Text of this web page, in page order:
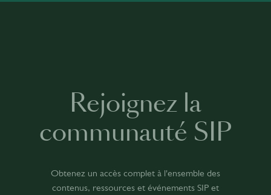
Rejoignez la
communauté SIP
Obtenez un accès complet à l'ensemble des
contenus, ressources et événements SIP et